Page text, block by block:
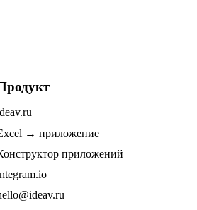
→ приложение
приложений